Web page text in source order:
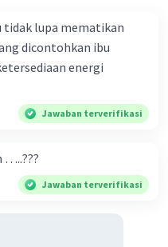
tidak lupa mematikan
dicontohkan ibu
energi
Jawaban terverifikasi
…..???
Jawaban terverifikasi